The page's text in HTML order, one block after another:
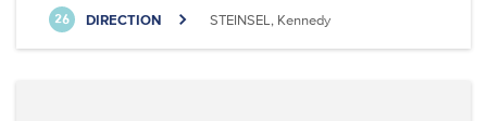
26 DIRECTION STEINSEL, Kennedy